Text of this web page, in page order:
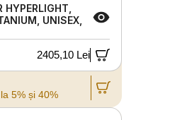
HYPERLIGHT,
UNISEX,
2405,10 Lei
5% și 40%